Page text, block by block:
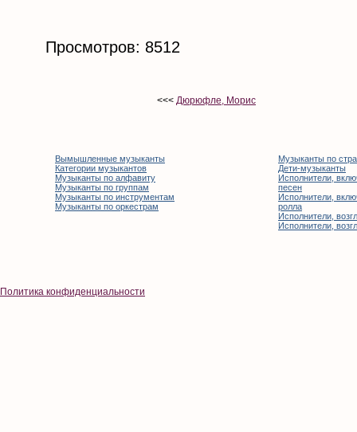
Просмотров: 8512
<<< Дюрюфле, Морис
Вымышленные музыканты
Категории музыкантов
Музыканты по алфавиту
Музыканты по группам
Музыканты по инструментам
Музыканты по оркестрам
Музыканты по
Дети-музыканты
Исполнители,
песен
Исполнители,
ролла
Исполнители,
Исполнители,
Политика конфиденциальности